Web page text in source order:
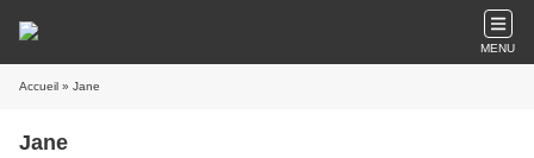
MENU
Accueil » Jane
Jane